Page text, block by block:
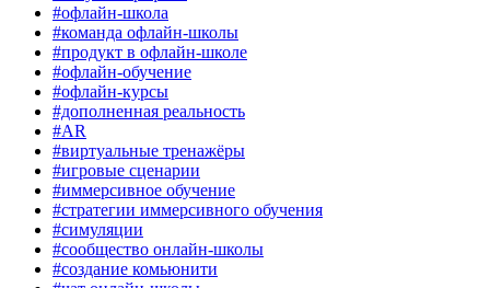
#офлайн-школа
#команда офлайн-школы
#продукт в офлайн-школе
#офлайн-обучение
#офлайн-курсы
#дополненная реальность
#AR
#виртуальные тренажёры
#игровые сценарии
#иммерсивное обучение
#стратегии иммерсивного обучения
#симуляции
#сообщество онлайн-школы
#создание комьюнити